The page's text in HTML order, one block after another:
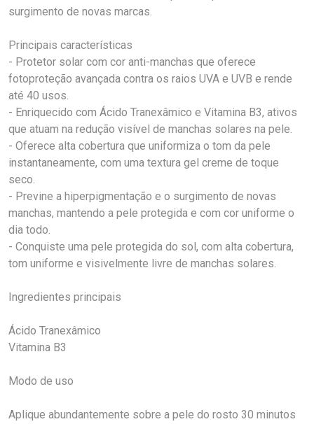
surgimento de novas marcas.
Principais características
- Protetor solar com cor anti-manchas que oferece
fotoproteção avançada contra os raios UVA e UVB e rende
até 40 usos.
- Enriquecido com Ácido Tranexâmico e Vitamina B3, ativos
que atuam na redução visível de manchas solares na pele.
- Oferece alta cobertura que uniformiza o tom da pele
instantaneamente, com uma textura gel creme de toque
seco.
- Previne a hiperpigmentação e o surgimento de novas
manchas, mantendo a pele protegida e com cor uniforme o
dia todo.
- Conquiste uma pele protegida do sol, com alta cobertura,
tom uniforme e visivelmente livre de manchas solares.
Ingredientes principais
Ácido Tranexâmico
Vitamina B3
Modo de uso
Aplique abundantemente sobre a pele do rosto 30 minutos